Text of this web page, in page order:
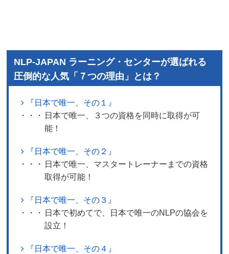
NLP-JAPAN ラーニング・センターが選ばれる
圧倒的な人気「７つの理由」とは？
『日本で唯一、その１』
・・・
日本で唯一、３つの資格を同時に取得が可
能！
『日本で唯一、その２』
・・・
日本で唯一、マスタートレーナーまでの資格
取得が可能！
『日本で唯一、その３』
・・・
日本で初めてで、日本で唯一のNLPの協会を
設立！
『日本で唯一、その４』